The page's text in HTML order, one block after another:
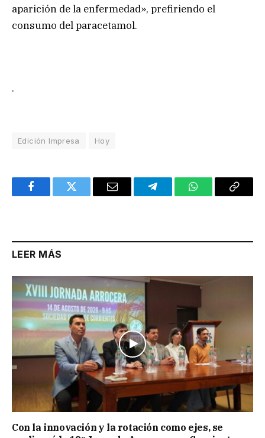
aparición de la enfermedad», prefiriendo el
consumo del paracetamol.
.
Edición Impresa Hoy
FacebookTwitter Email TelegramWhatsAppCopy
LEER MÁS
Con la innovación y la rotación como ejes, se